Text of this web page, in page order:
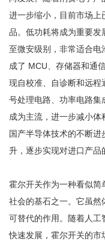
进一步缩小，目前市场
品。低功耗将成为重要发
至微安级别，非常适合
成了 MCU、存储器和通
现自校准、自诊断和远
号处理电路、功率电路
成为主流，进一步减小
国产半导体技术的不断
升，逐步实现对进口产品
霍尔开关作为一种看似
社会的基石之一。它虽然
可替代的作用。随着人工
快速发展，霍尔开关的市